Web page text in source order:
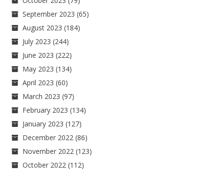
September 2023 (65)
August 2023 (184)
July 2023 (244)
June 2023 (222)
May 2023 (134)
April 2023 (60)
March 2023 (97)
February 2023 (134)
January 2023 (127)
December 2022 (86)
November 2022 (123)
October 2022 (112)